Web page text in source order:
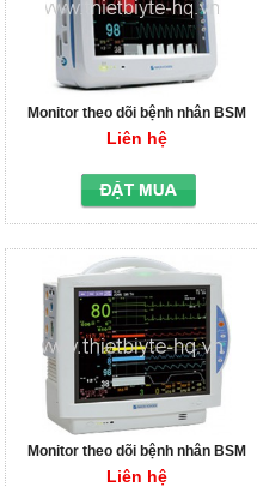
Monitor theo dõi bệnh nhân BSM
3500
Liên hệ
Monitor theo dõi bệnh nhân BSM
6000
Liên hệ